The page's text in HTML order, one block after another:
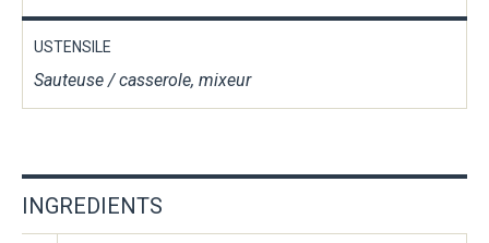
USTENSILE
Sauteuse / casserole, mixeur
INGREDIENTS